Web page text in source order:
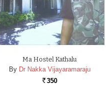
Ma Hostel Kathalu
By Dr Nakka Vijayaramaraju
Rs. 350